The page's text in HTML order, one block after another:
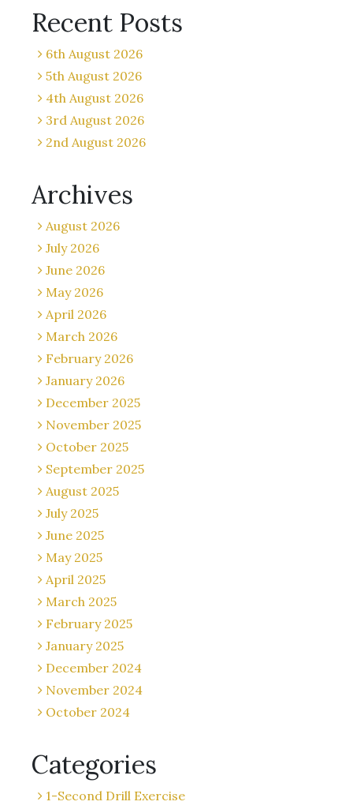
Recent Posts
6th August 2026
5th August 2026
4th August 2026
3rd August 2026
2nd August 2026
Archives
August 2026
July 2026
June 2026
May 2026
April 2026
March 2026
February 2026
January 2026
December 2025
November 2025
October 2025
September 2025
August 2025
July 2025
June 2025
May 2025
April 2025
March 2025
February 2025
January 2025
December 2024
November 2024
October 2024
Categories
1-Second Drill Exercise